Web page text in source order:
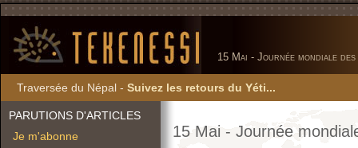
15 Mai - Journée mondiale
Traversée du Népal - Suivez les retours du Yéti...
PARUTIONS D'ARTICLES
Je m'abonne
15 Mai - Journée